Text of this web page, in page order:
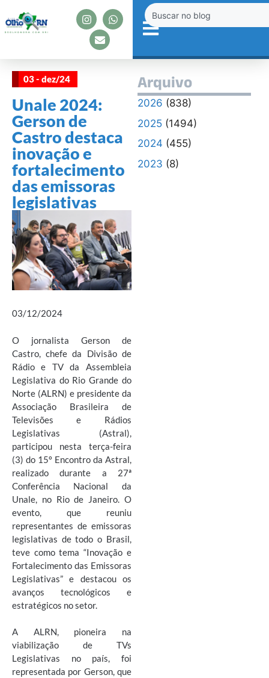
03 - dez/24
Unale 2024:
Gerson de
Castro destaca
inovação e
fortalecimento
das emissoras
legislativas
03/12/2024
O jornalista Gerson de
Castro, chefe da Divisão de
Rádio e TV da Assembleia
Legislativa do Rio Grande do
Norte (ALRN) e presidente da
Associação Brasileira de
Televisões e Rádios
Legislativas (Astral),
participou nesta terça-feira
(3) do 15º Encontro da Astral,
realizado durante a 27ª
Conferência Nacional da
Unale, no Rio de Janeiro. O
evento, que reuniu
representantes de emissoras
legislativas de todo o Brasil,
teve como tema “Inovação e
Fortalecimento das Emissoras
Legislativas” e destacou os
avanços tecnológicos e
estratégicos no setor.
A ALRN, pioneira na
viabilização de TVs
Legislativas no país, foi
representada por Gerson, que
Arquivo
2026 (838)
2025(1494)
2024 (455)
2023 (8)